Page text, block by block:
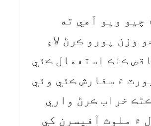
چيو ويو آهي ته
وزن پورو ڪرڻ لاءِ
ڪڻڪ استعمال ڪئي
۾ سفارش ڪئي وئي
خراب ڪرڻ واري
۾ ملوث آفيسرن کي